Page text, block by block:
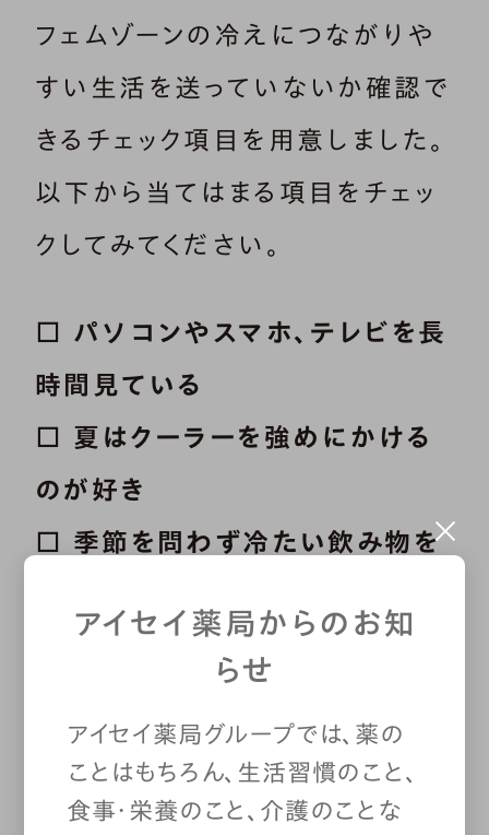
フェムゾーンの冷えにつながりや
すい生活を送っていないか確認で
きるチェック項目を用意しました。
以下から当てはまる項目をチェッ
クしてみてください。
□ パソコンやスマホ、テレビを長
時間見ている
□ 夏はクーラーを強めにかける
のが好き
□ 季節を問わず冷たい飲み物を
□ 甘いものを毎日食べる
□ イライラやストレスを感じるこ
アイセイ薬局からのお知
らせ
アイセイ薬局グループでは、薬の
ことはもちろん、生活習慣のこと、
食事・栄養のこと、介護のことな